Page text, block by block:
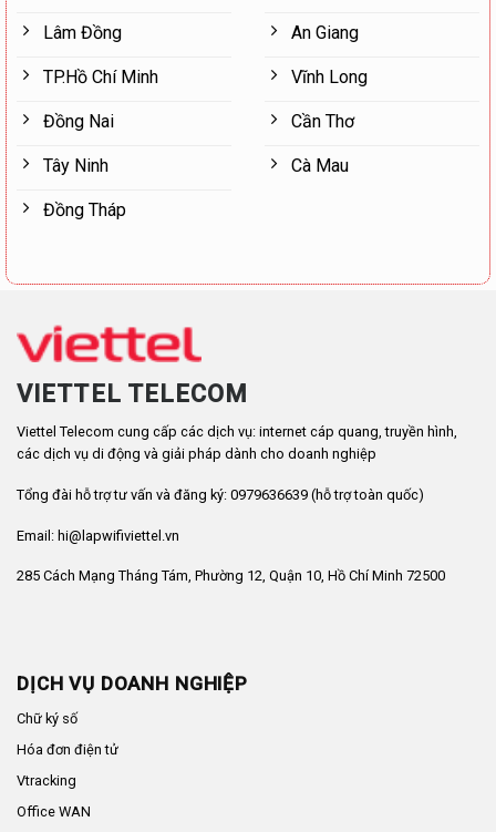
Lâm Đồng
TP.Hồ Chí Minh
Đồng Nai
Tây Ninh
Đồng Tháp
An Giang
Vĩnh Long
Cần Thơ
Cà Mau
VIETTEL TELECOM
Viettel Telecom cung cấp các dịch vụ: internet cáp quang, truyền hình,
các dịch vụ di động và giải pháp dành cho doanh nghiệp
Tổng đài hỗ trợ tư vấn và đăng ký: 0979636639 (hỗ trợ toàn quốc)
Email: hi@lapwifiviettel.vn
285 Cách Mạng Tháng Tám, Phường 12, Quận 10, Hồ Chí Minh 72500
DỊCH VỤ DOANH NGHIỆP
Chữ ký số
Hóa đơn điện tử
Vtracking
Office WAN